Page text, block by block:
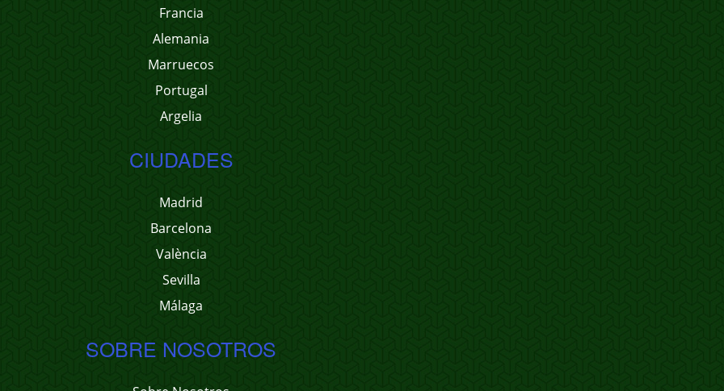
Francia
Alemania
Marruecos
Portugal
Argelia
CIUDADES
Madrid
Barcelona
València
Sevilla
Málaga
SOBRE NOSOTROS